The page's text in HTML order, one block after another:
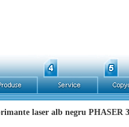
laser alb negru PHASER